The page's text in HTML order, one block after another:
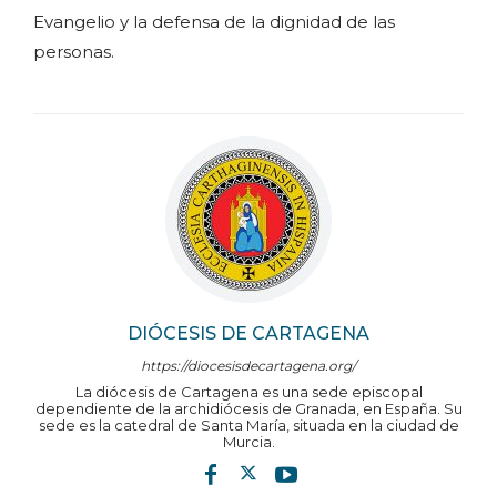
DIÓCESIS DE CARTAGENA
https://diocesisdecartagena.org/
La diócesis de Cartagena es una sede episcopal
dependiente de la archidiócesis de Granada, en España. Su
sede es la catedral de Santa María, situada en la ciudad de
Murcia.
Evangelio y la defensa de la dignidad de las
personas.